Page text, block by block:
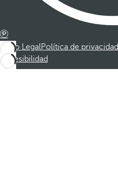
Aviso LegalPolítica de privacidad
Accesibilidad